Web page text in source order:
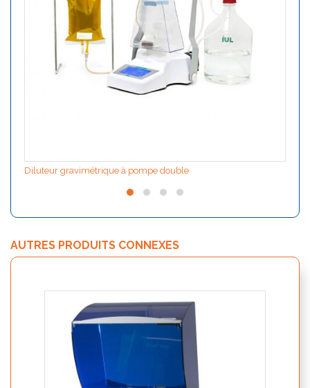
Diluteur gravimétrique à pompe double
AUTRES PRODUITS CONNEXES